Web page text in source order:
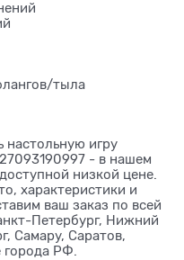
тыла
настольную игру
- в нашем
низкой цене.
характеристики и
ваш заказ по всей
Петербург, Нижний
Самару, Саратов,
города РФ.